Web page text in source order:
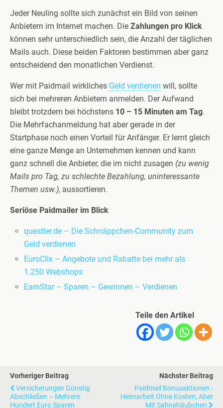
Jeder Neuling sollte sich zunächst ein Bild von seinen
Anbietern im Internet machen. Die Zahlungen pro Klick
können sehr unterschiedlich sein, die Anzahl der täglichen
Mails auch. Diese beiden Faktoren bestimmen aber ganz
entscheidend den monatlichen Verdienst.
Wer mit Paidmail wirkliches Geld verdienen will, sollte
sich bei mehreren Anbietern anmelden. Der Aufwand
bleibt trotzdem bei höchstens 10 – 15 Minuten am Tag.
Die Mehrfachanmeldung hat aber gerade in der
Startphase noch einen Vorteil für Anfänger. Er lernt gleich
eine ganze Menge an Unternehmen kennen und kann
ganz schnell die Anbieter, die im nicht zusagen (zu wenig
Mails pro Tag, zu schlechte Bezahlung, uninteressante
Themen usw.), aussortieren.
Seriöse Paidmailer im Blick
questler.de – Die Schnäppchen-Community zum
Geld verdienen
EuroClix – Angebote und Rabatte bei mehr als
1.250 Webshops
EarnStar – Sparen – Gewinnen – Verdienen
Teile den Artikel
Vorheriger Beitrag
Versicherungen Günstig
Abschließen – Mehrere
Hundert Euro Sparen
Nächster Beitrag
Paidmail Bonusaktionen -
Heimarbeit Ohne Kosten, Aber
Mit Sahnehäubchen